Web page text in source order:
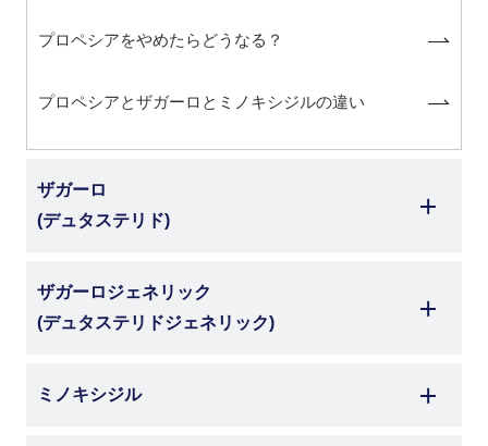
プロペシアをやめたらどうなる？
プロペシアとザガーロとミノキシジルの違い
ザガーロ
(デュタステリド)
ザガーロジェネリック
(デュタステリドジェネリック)
ミノキシジル